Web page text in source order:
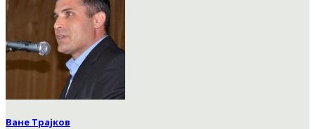
Ване Трајков